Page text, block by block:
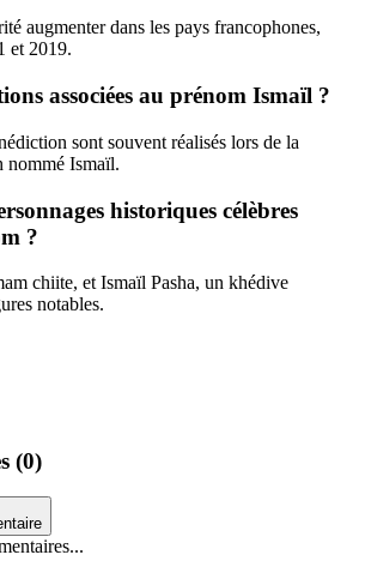
augmenter dans les pays francophones,
et 2019.
associées au prénom Ismaïl ?
sont souvent réalisés lors de la
nommé Ismaïl.
historiques célèbres
?
chiite, et Ismaïl Pasha, un khédive
notables.
(0)